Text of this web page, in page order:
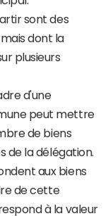
sont des
dont la
plusieurs
d'une
peut mettre
de biens
de la délégation.
aux biens
de cette
à la valeur